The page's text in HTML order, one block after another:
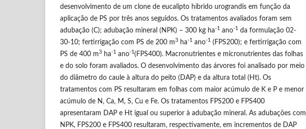
desenvolvimento de um clone de eucalipto híbrido urograndis em função da
aplicação de PS por três anos seguidos. Os tratamentos avaliados foram sem
adubação (C); adubação mineral (NPK) – 300 kg ha-1 ano-1
da formulação 02-
30-10; fertirrigação com PS de 200 m3 ha-1 ano-1
(FPS200); e fertirrigação com
PS de 400 m3 ha-1 ano-1 (FPS400). Macronutrientes e micronutrientes das folhas
e do solo foram avaliados. O desenvolvimento das árvores foi analisado por meio
do diâmetro do caule à altura do peito (DAP) e da altura total (Ht). Os
tratamentos com PS resultaram em folhas com maior acúmulo de K e P e menor
acúmulo de N, Ca, M, S, Cu e Fe. Os tratamentos FPS200 e FPS400
apresentaram DAP e Ht igual ou superior à adubação mineral. As adubações com
NPK, FPS200 e FPS400 resultaram, respectivamente, em incrementos de DAP